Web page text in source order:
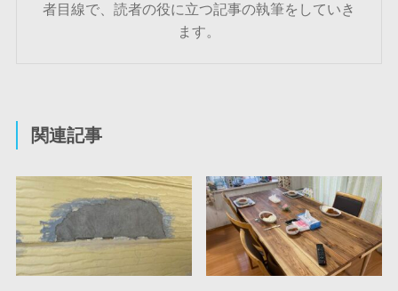
者目線で、読者の役に立つ記事の執筆をしていき
ます。
関連記事